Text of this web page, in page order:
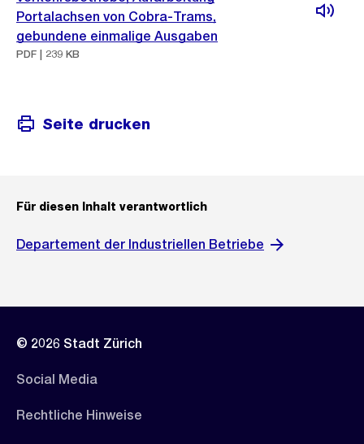
Portalachsen von Cobra-Trams,
gebundene einmalige Ausgaben
PDF | 239 KB
Seite drucken
Für diesen Inhalt verantwortlich
Departement der Industriellen Betriebe
© 2026 Stadt Zürich
Social Media
Rechtliche Hinweise